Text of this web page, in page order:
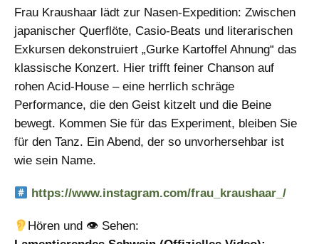
Frau Kraushaar lädt zur Nasen-Expedition: Zwischen
japanischer Querflöte, Casio-Beats und literarischen
Exkursen dekonstruiert „Gurke Kartoffel Ahnung“ das
klassische Konzert. Hier trifft feiner Chanson auf
rohen Acid-House – eine herrlich schräge
Performance, die den Geist kitzelt und die Beine
bewegt. Kommen Sie für das Experiment, bleiben Sie
für den Tanz. Ein Abend, der so unvorhersehbar ist
wie sein Name.
https://www.instagram.com/frau_kraushaar_/
Hören und 👁 Sehen: